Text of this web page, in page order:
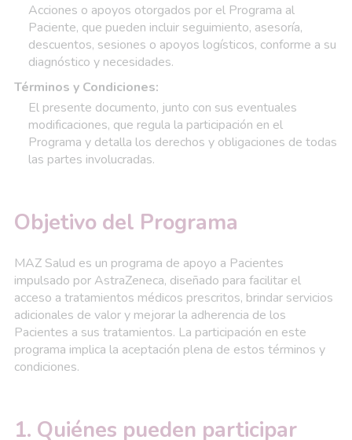
Acciones o apoyos otorgados por el Programa al
Paciente, que pueden incluir seguimiento, asesoría,
descuentos, sesiones o apoyos logísticos, conforme a su
diagnóstico y necesidades.
Términos y Condiciones:
El presente documento, junto con sus eventuales
modificaciones, que regula la participación en el
Programa y detalla los derechos y obligaciones de todas
las partes involucradas.
Objetivo del Programa
MAZ Salud es un programa de apoyo a Pacientes
impulsado por AstraZeneca, diseñado para facilitar el
acceso a tratamientos médicos prescritos, brindar servicios
adicionales de valor y mejorar la adherencia de los
Pacientes a sus tratamientos. La participación en este
programa implica la aceptación plena de estos términos y
condiciones.
1. Quiénes pueden participar